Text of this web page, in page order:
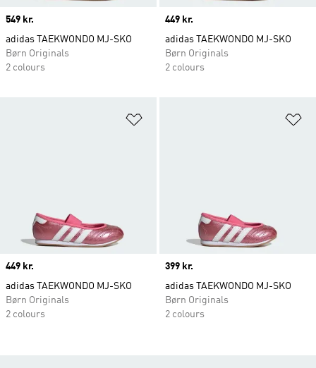
Price
549 kr.
adidas TAEKWONDO MJ-SKO
Børn Originals
2 colours
Price
449 kr.
adidas TAEKWONDO MJ-SKO
Børn Originals
2 colours
Price
449 kr.
adidas TAEKWONDO MJ-SKO
Børn Originals
2 colours
Price
399 kr.
adidas TAEKWONDO MJ-SKO
Børn Originals
2 colours